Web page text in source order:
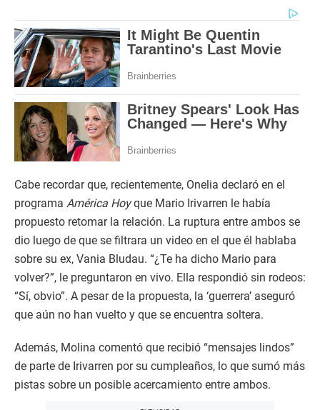
Cabe recordar que, recientemente, Onelia declaró en el
programa América Hoyque Mario Irivarren le había
propuesto retomar la relación. La ruptura entre ambos se
dio luego de que se filtrara un video en el que él hablaba
sobre su ex, Vania Bludau. “¿Te ha dicho Mario para
volver?”, le preguntaron en vivo. Ella respondió sin rodeos:
“Sí, obvio”. A pesar de la propuesta, la ‘guerrera’ aseguró
que aún no han vuelto y que se encuentra soltera.
Además, Molina comentó que recibió “mensajes lindos”
de parte de Irivarren por su cumpleaños, lo que sumó más
pistas sobre un posible acercamiento entre ambos.